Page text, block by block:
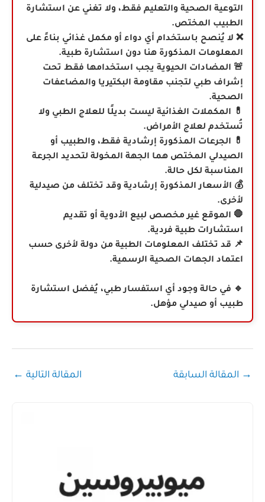
التوعية الصحية والتعليم فقط، ولا تغني عن استشارة
الطبيب المختص.
❌ لا يُنصح باستخدام أي دواء أو مكمل غذائي بناءً على
المعلومات المذكورة هنا دون استشارة طبية.
🚨 المضادات الحيوية يجب استخدامها فقط تحت
إشراف طبي لتجنب مقاومة البكتيريا والمضاعفات
الصحية.
💊 المكملات الغذائية ليست بديلًا للعلاج الطبي ولا
تُستخدم لعلاج الأمراض.
💊 الجرعات المذكورة إرشادية فقط، والطبيب أو
الصيدلي المختص هما الجهة المخولة لتحديد الجرعة
المناسبة لكل حالة.
💰 الأسعار المذكورة إرشادية وقد تختلف من صيدلية
لأخرى.
🛑 الموقع غير مخصص لبيع الأدوية أو تقديم
استشارات طبية فردية.
📌 قد تختلف المعلومات الطبية من دولة لأخرى حسب
اعتماد الجهات الصحية الرسمية.
🔹 في حالة وجود أي استفسار طبي، يُفضل استشارة
طبيب أو صيدلي مؤهل.
→ المقالة السابقة المقالة التالية ←